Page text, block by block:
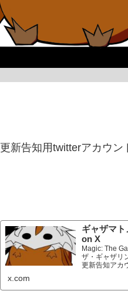
更新告知用twitterアカウン
ギャザマ
on X
Magic: The
ザ・ギャザリ
更新告知アカ
x.com